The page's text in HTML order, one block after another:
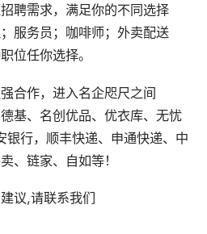
聘需求，满足你的不同选择
服务员；咖啡师；外卖配送
位任你选择。
合作，进入名企咫尺之间
基、名创优品、优衣库、无忧
银行，顺丰快递、申通快递、中
、链家、自如等！
议,请联系我们